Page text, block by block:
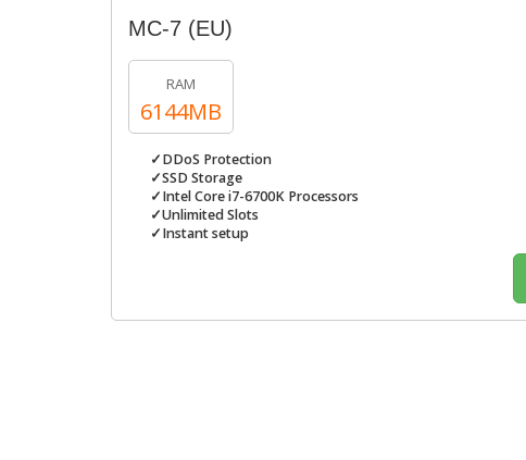
MC-7 (EU)
RAM
6144MB
✓DDoS Protection
✓SSD Storage
✓Intel Core i7-6700K Processors
✓Unlimited Slots
✓Instant setup